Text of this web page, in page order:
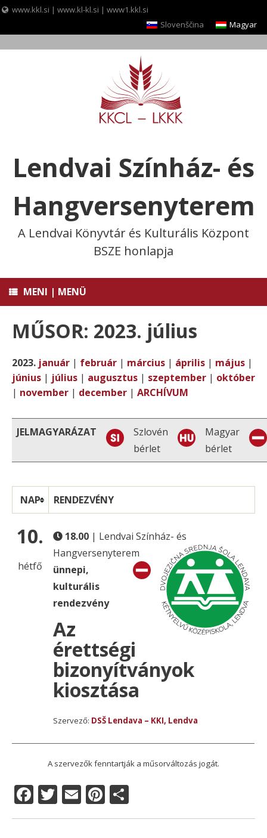
www.kkl.si | www.kl-kl.si | www1.kkl.si
Slovenščina
Magyar
Lendvai Színház- és
Hangversenyterem
A Lendvai Könyvtár és Kulturális Központ
BSZE honlapja
MENI | MENÜ
MŰSOR: 2023. július
2023. január | február | március | április | május |
június | július | augusztus | szeptember | október
| november | december | ARCHÍVUM
JELMAGYARÁZAT
Szlovén
bérlet
Magyar
bérlet
NAP RENDEZVÉNY
10.
hétfő
18.00 | Lendvai Színház- és
Hangversenyterem
ünnepi,
kulturális
rendezvény
Az
érettségi
bizonyítványok
kiosztása
Szervező: DSŠ Lendava – KKI, Lendva
A szervezők fenntartják a műsorváltozás jogát.
F
a
T
w
E
m
Pi
n ss